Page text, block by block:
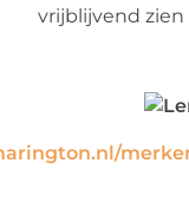
vrijblijvend zien